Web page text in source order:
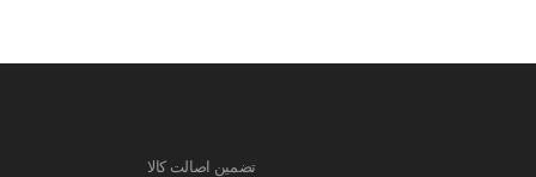
تضمین اصالت کالا